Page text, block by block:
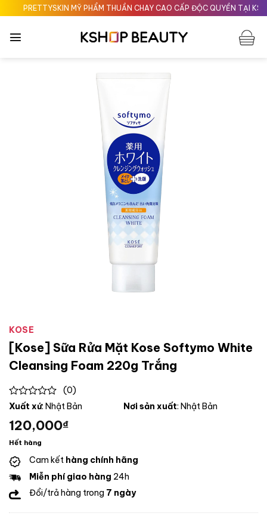
Chuyển
đến
nội
PRETTYSKIN MỸ PHẨM THUẦN CHAY CAO CẤP ĐỘC QUYỀN TẠI
KOSE
[Kose] Sữa Rửa Mặt Kose Softymo White
Cleansing Foam 220g Trắng
0
of
5
(0)
Xuất xứ: Nhật Bản Nơi sản xuất: Nhật Bản
120,000₫
Hết hàng
Cam kết hàng chính hãng
Miễn phí giao hàng 24h
Đổi/trả hàng trong 7 ngày